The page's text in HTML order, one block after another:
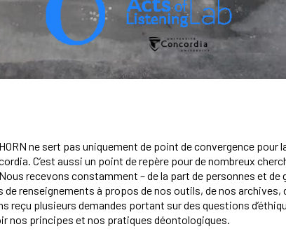
ne sert pas uniquement de point de convergence pour
C’est aussi un point de repère pour de nombreux
recevons constamment – de la part de personnes et de
de renseignements à propos de nos outils, de nos
reçu plusieurs demandes portant sur des questions
nos principes et nos pratiques déontologiques.